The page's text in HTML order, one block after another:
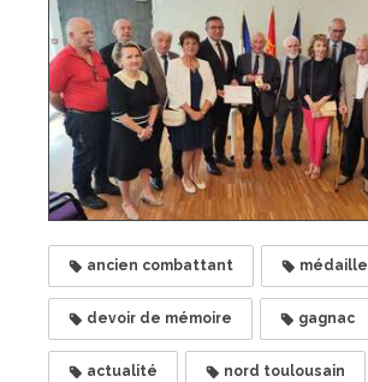
ancien combattant médaille
devoir de mémoire gagnac
actualité nord toulousain